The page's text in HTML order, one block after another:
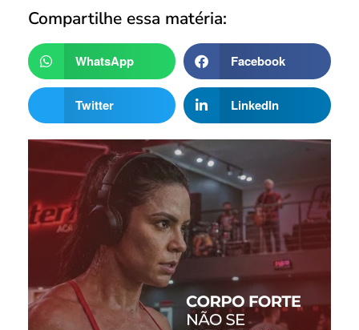
Compartilhe essa matéria:
WhatsApp Facebook
Twitter LinkedIn